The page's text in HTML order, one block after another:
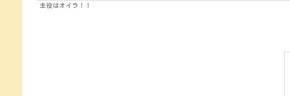
主役はオイラ！！